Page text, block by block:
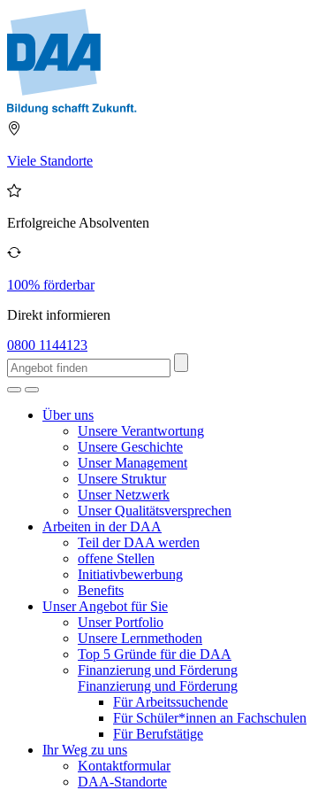
Viele Standorte
Erfolgreiche Absolventen
100% förderbar
Direkt informieren
0800 1144123
Über uns
Unsere Verantwortung
Unsere Geschichte
Unser Management
Unsere Struktur
Unser Netzwerk
Unser Qualitätsversprechen
Arbeiten in der DAA
Teil der DAA werden
offene Stellen
Initiativbewerbung
Benefits
Unser Angebot für Sie
Unser Portfolio
Unsere Lernmethoden
Top 5 Gründe für die DAA
Finanzierung und Förderung
Finanzierung und Förderung
Für Arbeitssuchende
Für Schüler*innen an Fachschulen
Für Berufstätige
Ihr Weg zu uns
Kontaktformular
DAA-Standorte